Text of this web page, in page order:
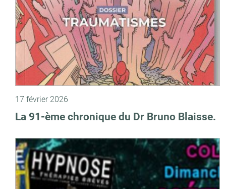
17 février 2026
La 91-ème chronique du Dr Bruno Blaisse.